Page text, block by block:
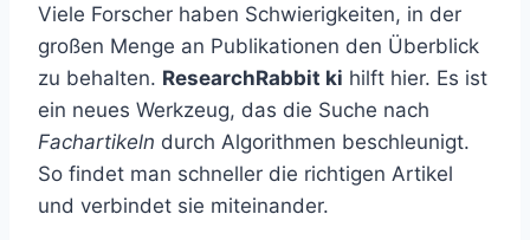
Viele Forscher haben Schwierigkeiten, in der
großen Menge an Publikationen den Überblick
zu behalten. ResearchRabbit ki hilft hier. Es ist
ein neues Werkzeug, das die Suche nach
Fachartikeln durch Algorithmen beschleunigt.
So findet man schneller die richtigen Artikel
und verbindet sie miteinander.